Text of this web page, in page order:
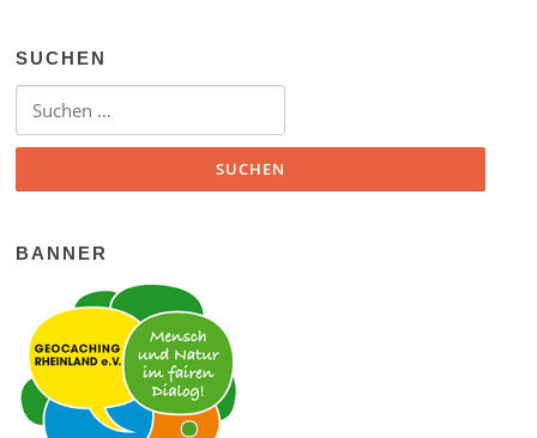
SUCHEN
Suchen nach:
BANNER